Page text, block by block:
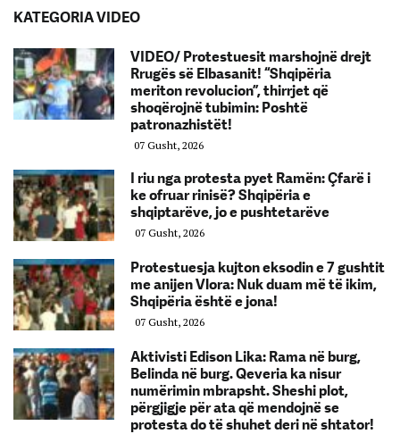
KATEGORIA VIDEO
VIDEO/ Protestuesit marshojnë drejt
Rrugës së Elbasanit! “Shqipëria
meriton revolucion”, thirrjet që
shoqërojnë tubimin: Poshtë
patronazhistët!
07 Gusht, 2026
I riu nga protesta pyet Ramën: Çfarë i
ke ofruar rinisë? Shqipëria e
shqiptarëve, jo e pushtetarëve
07 Gusht, 2026
Protestuesja kujton eksodin e 7 gushtit
me anijen Vlora: Nuk duam më të ikim,
Shqipëria është e jona!
07 Gusht, 2026
Aktivisti Edison Lika: Rama në burg,
Belinda në burg. Qeveria ka nisur
numërimin mbrapsht. Sheshi plot,
përgjigje për ata që mendojnë se
protesta do të shuhet deri në shtator!